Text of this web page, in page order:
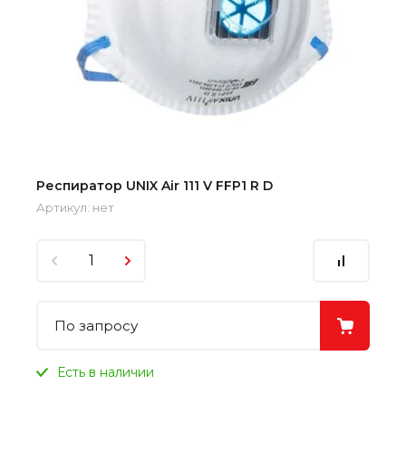
Респиратор UNIX Air 111 V FFP1 R D
Артикул: нет
По запросу
Есть в наличии